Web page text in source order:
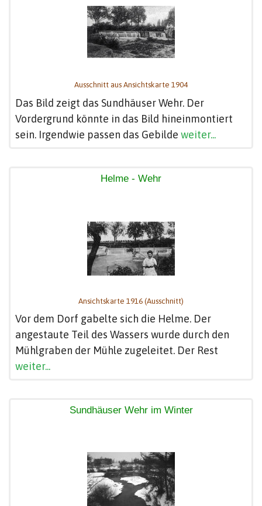
Ausschnitt aus Ansichtskarte 1904
Das Bild zeigt das Sundhäuser Wehr. Der
Vordergrund könnte in das Bild hineinmontiert
sein. Irgendwie passen das Gebilde weiter...
Helme - Wehr
Ansichtskarte 1916 (Ausschnitt)
Vor dem Dorf gabelte sich die Helme. Der
angestaute Teil des Wassers wurde durch den
Mühlgraben der Mühle zugeleitet. Der Rest
weiter...
Sundhäuser Wehr im Winter